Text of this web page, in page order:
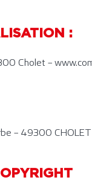
:
Cholet –
– 49300 CHOLET